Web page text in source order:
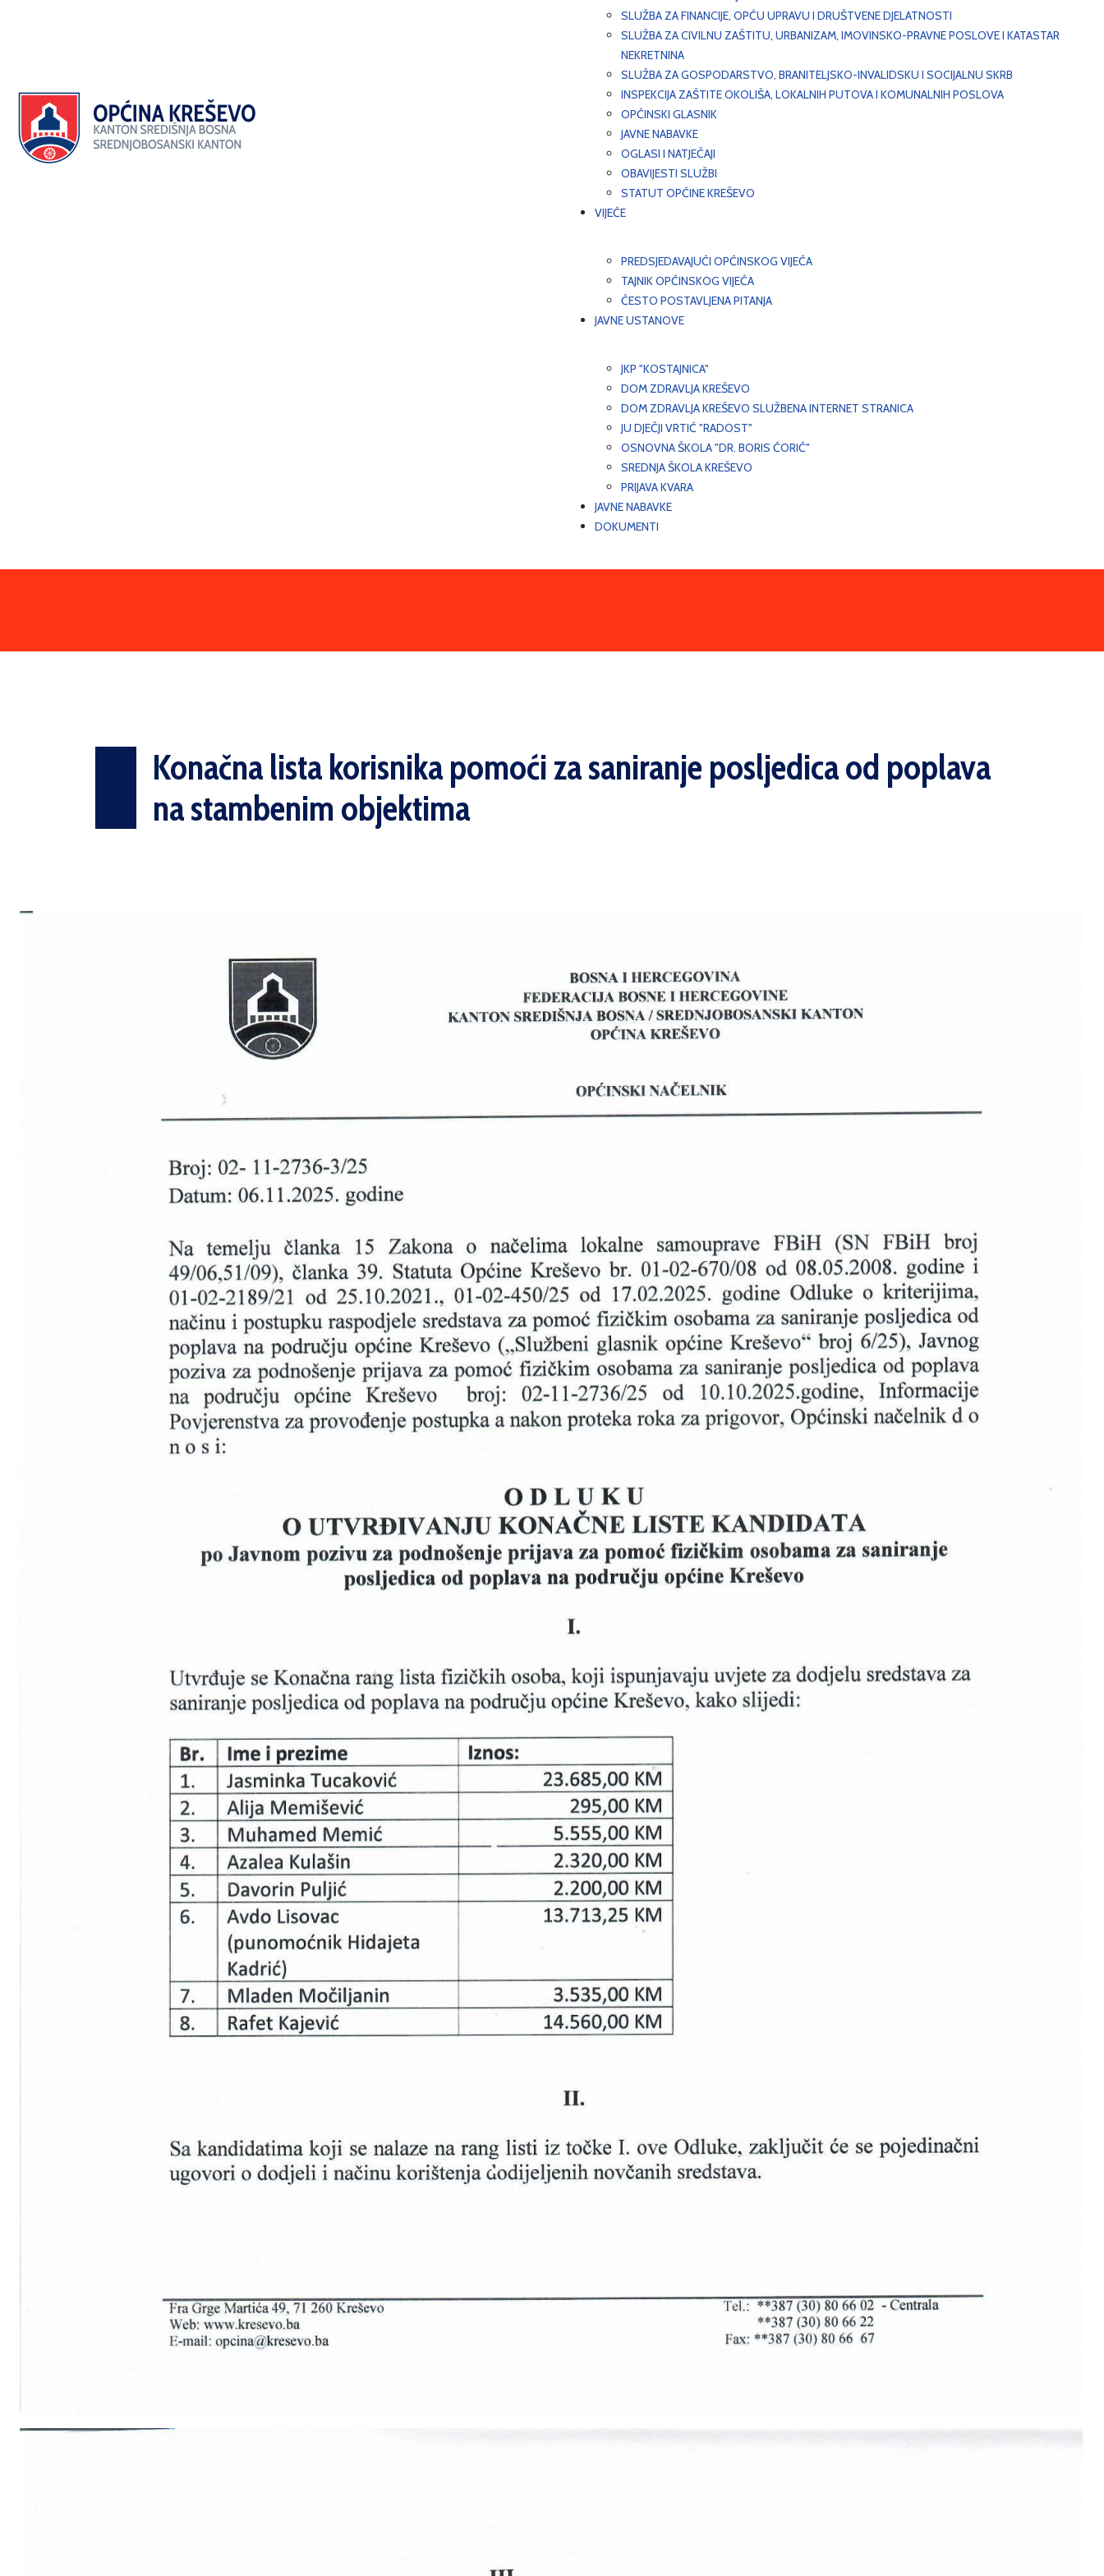
SLUŽBA ZA FINANCIJE, OPĆU UPRAVU I DRUŠTVENE DJELATNOSTI
SLUŽBA ZA CIVILNU ZAŠTITU, URBANIZAM, IMOVINSKO-PRAVNE POSLOVE I KATASTAR
NEKRETNINA
SLUŽBA ZA GOSPODARSTVO, BRANITELJSKO-INVALIDSKU I SOCIJALNU SKRB
INSPEKCIJA ZAŠTITE OKOLIŠA, LOKALNIH PUTOVA I KOMUNALNIH POSLOVA
OPĆINSKI GLASNIK
JAVNE NABAVKE
OGLASI I NATJEČAJI
OBAVIJESTI SLUŽBI
STATUT OPĆINE KREŠEVO
VIJEĆE
PREDSJEDAVAJUĆI OPĆINSKOG VIJEĆA
TAJNIK OPĆINSKOG VIJEĆA
ČESTO POSTAVLJENA PITANJA
JAVNE USTANOVE
JKP "KOSTAJNICA"
DOM ZDRAVLJA KREŠEVO
DOM ZDRAVLJA KREŠEVO SLUŽBENA INTERNET STRANICA
JU DJEČJI VRTIĆ "RADOST"
OSNOVNA ŠKOLA "DR. BORIS ĆORIĆ"
SREDNJA ŠKOLA KREŠEVO
PRIJAVA KVARA
JAVNE NABAVKE
DOKUMENTI
Konačna lista korisnika pomoći za saniranje posljedica od poplava
na stambenim objektima